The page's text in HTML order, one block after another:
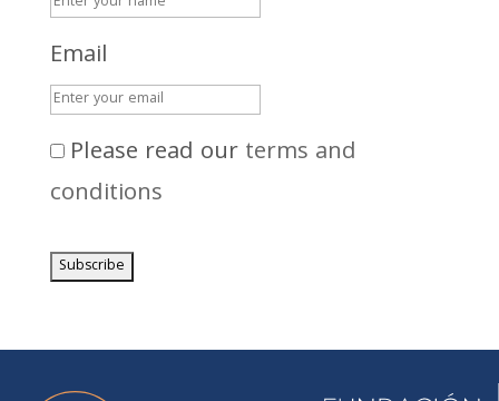
Email
Please read our terms and
conditions